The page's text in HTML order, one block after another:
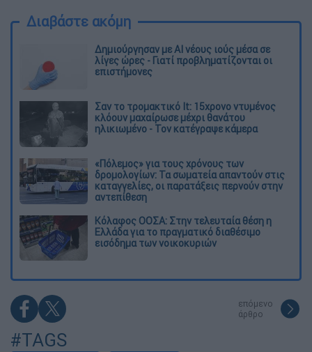
Διαβάστε ακόμη
Δημιούργησαν με AI νέους ιούς μέσα σε
λίγες ώρες - Γιατί προβληματίζονται οι
επιστήμονες
Σαν το τρομακτικό It: 15χρονο ντυμένος
κλόουν μαχαίρωσε μέχρι θανάτου
ηλικιωμένο - Τον κατέγραψε κάμερα
«Πόλεμος» για τους χρόνους των
δρομολογίων: Τα σωματεία απαντούν στις
καταγγελίες, οι παρατάξεις περνούν στην
αντεπίθεση
Κόλαφος ΟΟΣΑ: Στην τελευταία θέση η
Ελλάδα για το πραγματικό διαθέσιμο
εισόδημα των νοικοκυριών
επόμενο
άρθρο
#TAGS